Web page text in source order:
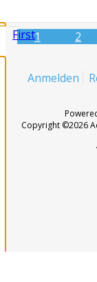
1 2
First
Anmelden
Copyright ©2026